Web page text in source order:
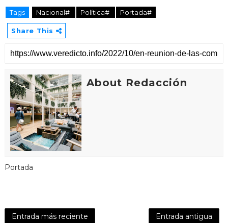
Tags Nacional# Política# Portada#
Share This
About Redacción
Portada
Entrada más reciente Entrada antigua